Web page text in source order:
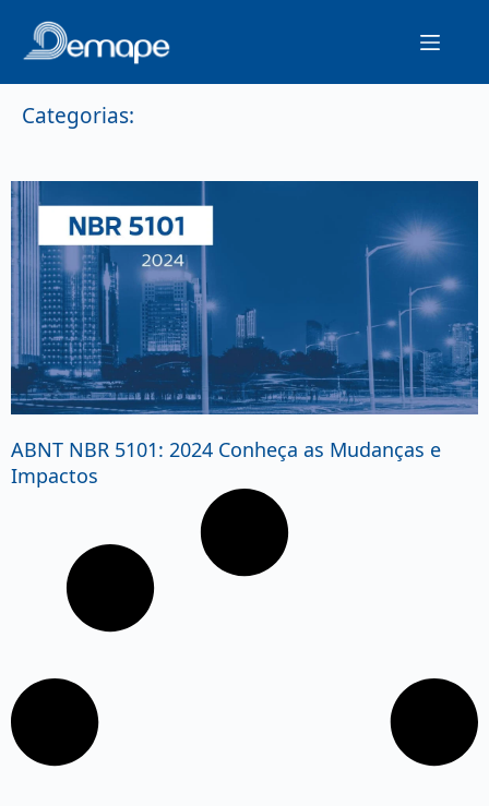
Categorias:
ABNT NBR 5101: 2024 Conheça as Mudanças e
Impactos